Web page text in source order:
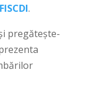
.
pregătește-